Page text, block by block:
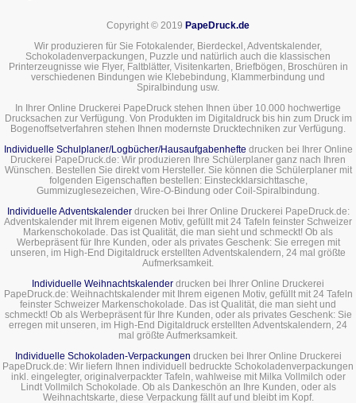
Copyright © 2019 PapeDruck.de
Wir produzieren für Sie Fotokalender, Bierdeckel, Adventskalender,
Schokoladenverpackungen, Puzzle und natürlich auch die klassischen
Printerzeugnisse wie Flyer, Faltblätter, Visitenkarten, Briefbögen, Broschüren in
verschiedenen Bindungen wie Klebebindung, Klammerbindung und
Spiralbindung usw.
In Ihrer Online Druckerei PapeDruck stehen Ihnen über 10.000 hochwertige
Drucksachen zur Verfügung. Von Produkten im Digitaldruck bis hin zum Druck im
Bogenoffsetverfahren stehen Ihnen modernste Drucktechniken zur Verfügung.
Individuelle Schulplaner/Logbücher/Hausaufgabenhefte drucken bei Ihrer Online
Druckerei PapeDruck.de: Wir produzieren Ihre Schülerplaner ganz nach Ihren
Wünschen. Bestellen Sie direkt vom Hersteller. Sie können die Schülerplaner mit
folgenden Eigenschaften bestellen: Einsteckklarsichttasche,
Gummizuglesezeichen, Wire-O-Bindung oder Coil-Spiralbindung.
Individuelle Adventskalenderdrucken bei Ihrer Online Druckerei PapeDruck.de:
Adventskalender mit Ihrem eigenen Motiv, gefüllt mit 24 Tafeln feinster Schweizer
Markenschokolade. Das ist Qualität, die man sieht und schmeckt! Ob als
Werbepräsent für Ihre Kunden, oder als privates Geschenk: Sie erregen mit
unseren, im High-End Digitaldruck erstellten Adventskalendern, 24 mal größte
Aufmerksamkeit.
Individuelle Weihnachtskalender drucken bei Ihrer Online Druckerei
PapeDruck.de: Weihnachtskalender mit Ihrem eigenen Motiv, gefüllt mit 24 Tafeln
feinster Schweizer Markenschokolade. Das ist Qualität, die man sieht und
schmeckt! Ob als Werbepräsent für Ihre Kunden, oder als privates Geschenk: Sie
erregen mit unseren, im High-End Digitaldruck erstellten Adventskalendern, 24
mal größte Aufmerksamkeit.
Individuelle Schokoladen-Verpackungen drucken bei Ihrer Online Druckerei
PapeDruck.de: Wir liefern Ihnen individuell bedruckte Schokoladenverpackungen
inkl. eingelegter, originalverpackter Tafeln, wahlweise mit Milka Vollmilch oder
Lindt Vollmilch Schokolade. Ob als Dankeschön an Ihre Kunden, oder als
Weihnachtskarte, diese Verpackung fällt auf und bleibt im Kopf.